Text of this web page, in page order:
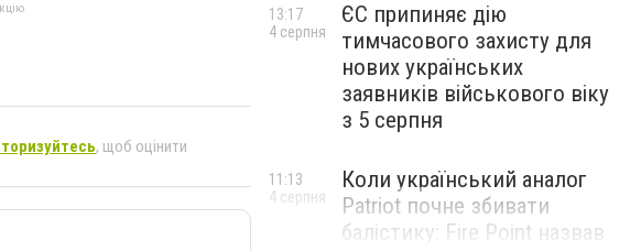
, щоб оцінити
ЄС припиняє дію
тимчасового захисту для
нових українських
заявників військового віку
з 5 серпня
13:17
4 серпня
Коли український аналог
Patriot почне збивати
балістику: Fire Point назвав
11:13
4 серпня